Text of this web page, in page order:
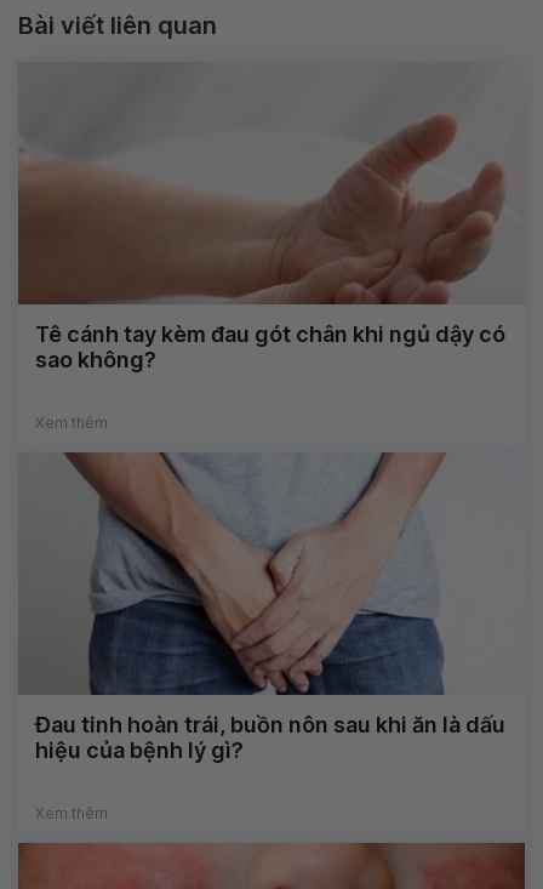
Bài viết liên quan
Tê cánh tay kèm đau gót chân khi ngủ dậy có
sao không?
Xem thêm
Đau tinh hoàn trái, buồn nôn sau khi ăn là dấu
hiệu của bệnh lý gì?
Xem thêm